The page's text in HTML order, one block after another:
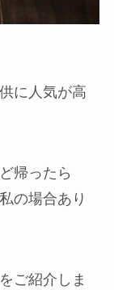
に人気が高
帰ったら
の場合あり
ご紹介しま